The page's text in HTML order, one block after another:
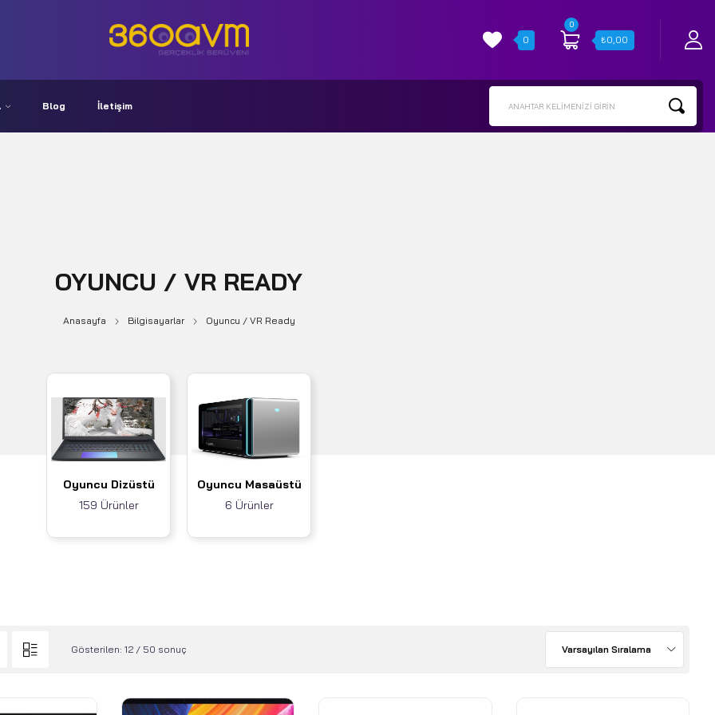
0
0
₺0,00
Blog İletişim ANAHTAR KELIMENIZI GIRIN
OYUNCU / VR READY
Anasayfa Bilgisayarlar Oyuncu / VR Ready
Oyuncu Dizüstü
159 Ürünler
Oyuncu Masaüstü
6 Ürünler
Gösterilen: 12 / 50 sonuç Varsayılan Sıralama